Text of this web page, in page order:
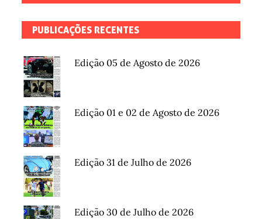
PUBLICAÇÕES RECENTES
Edição 05 de Agosto de 2026
Edição 01 e 02 de Agosto de 2026
Edição 31 de Julho de 2026
Edição 30 de Julho de 2026